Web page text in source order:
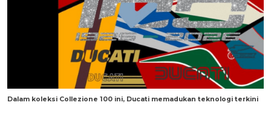
Dalam koleksi Collezione 100 ini, Ducati memadukan teknologi terkini